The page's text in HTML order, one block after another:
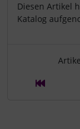
Diesen Artikel
Katalog